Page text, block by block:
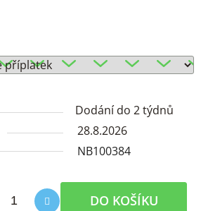
Dodání do 2 týdnů
28.8.2026
NB100384
DO KOŠÍKU